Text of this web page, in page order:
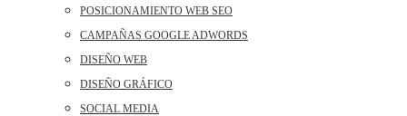
POSICIONAMIENTO WEB SEO
CAMPAÑAS GOOGLE ADWORDS
DISEÑO WEB
DISEÑO GRÁFICO
SOCIAL MEDIA